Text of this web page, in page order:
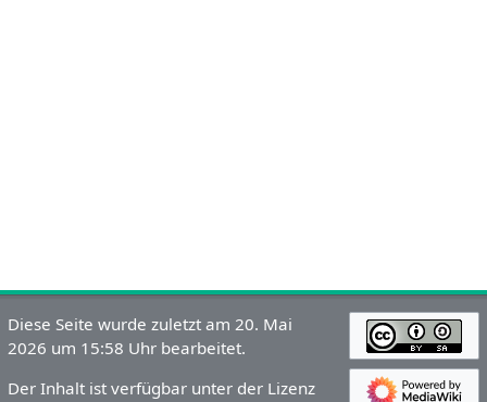
Diese Seite wurde zuletzt am 20. Mai
2026 um 15:58 Uhr bearbeitet.
Der Inhalt ist verfügbar unter der Lizenz